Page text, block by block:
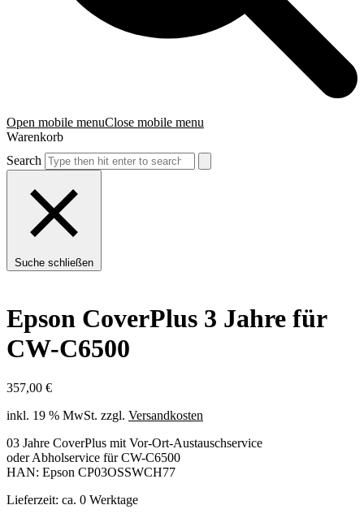
Open mobile menuClose mobile menu
Warenkorb
Search
Suche schließen
Epson CoverPlus 3 Jahre für
CW-C6500
357,00 €
inkl. 19 % MwSt. zzgl. Versandkosten
03 Jahre CoverPlus mit Vor-Ort-Austauschservice
oder Abholservice für CW-C6500
HAN: Epson CP03OSSWCH77
Lieferzeit: ca. 0 Werktage